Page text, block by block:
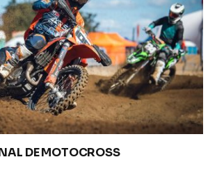
DE MOTOCROSS